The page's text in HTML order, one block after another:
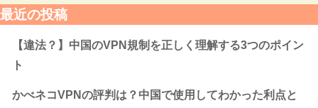
最近の投稿
【違法？】中国のVPN規制を正しく理解する3つのポイン
ト
かべネコVPNの評判は？中国で使用してわかった利点と